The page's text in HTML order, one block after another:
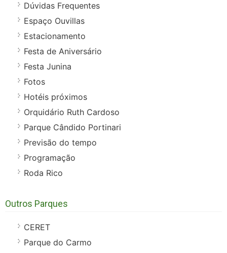
Dúvidas Frequentes
Espaço Ouvillas
Estacionamento
Festa de Aniversário
Festa Junina
Fotos
Hotéis próximos
Orquidário Ruth Cardoso
Parque Cândido Portinari
Previsão do tempo
Programação
Roda Rico
Outros Parques
CERET
Parque do Carmo